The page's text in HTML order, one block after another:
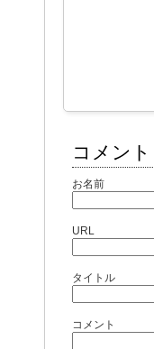
コメント
お名前
URL
タイトル
コメント